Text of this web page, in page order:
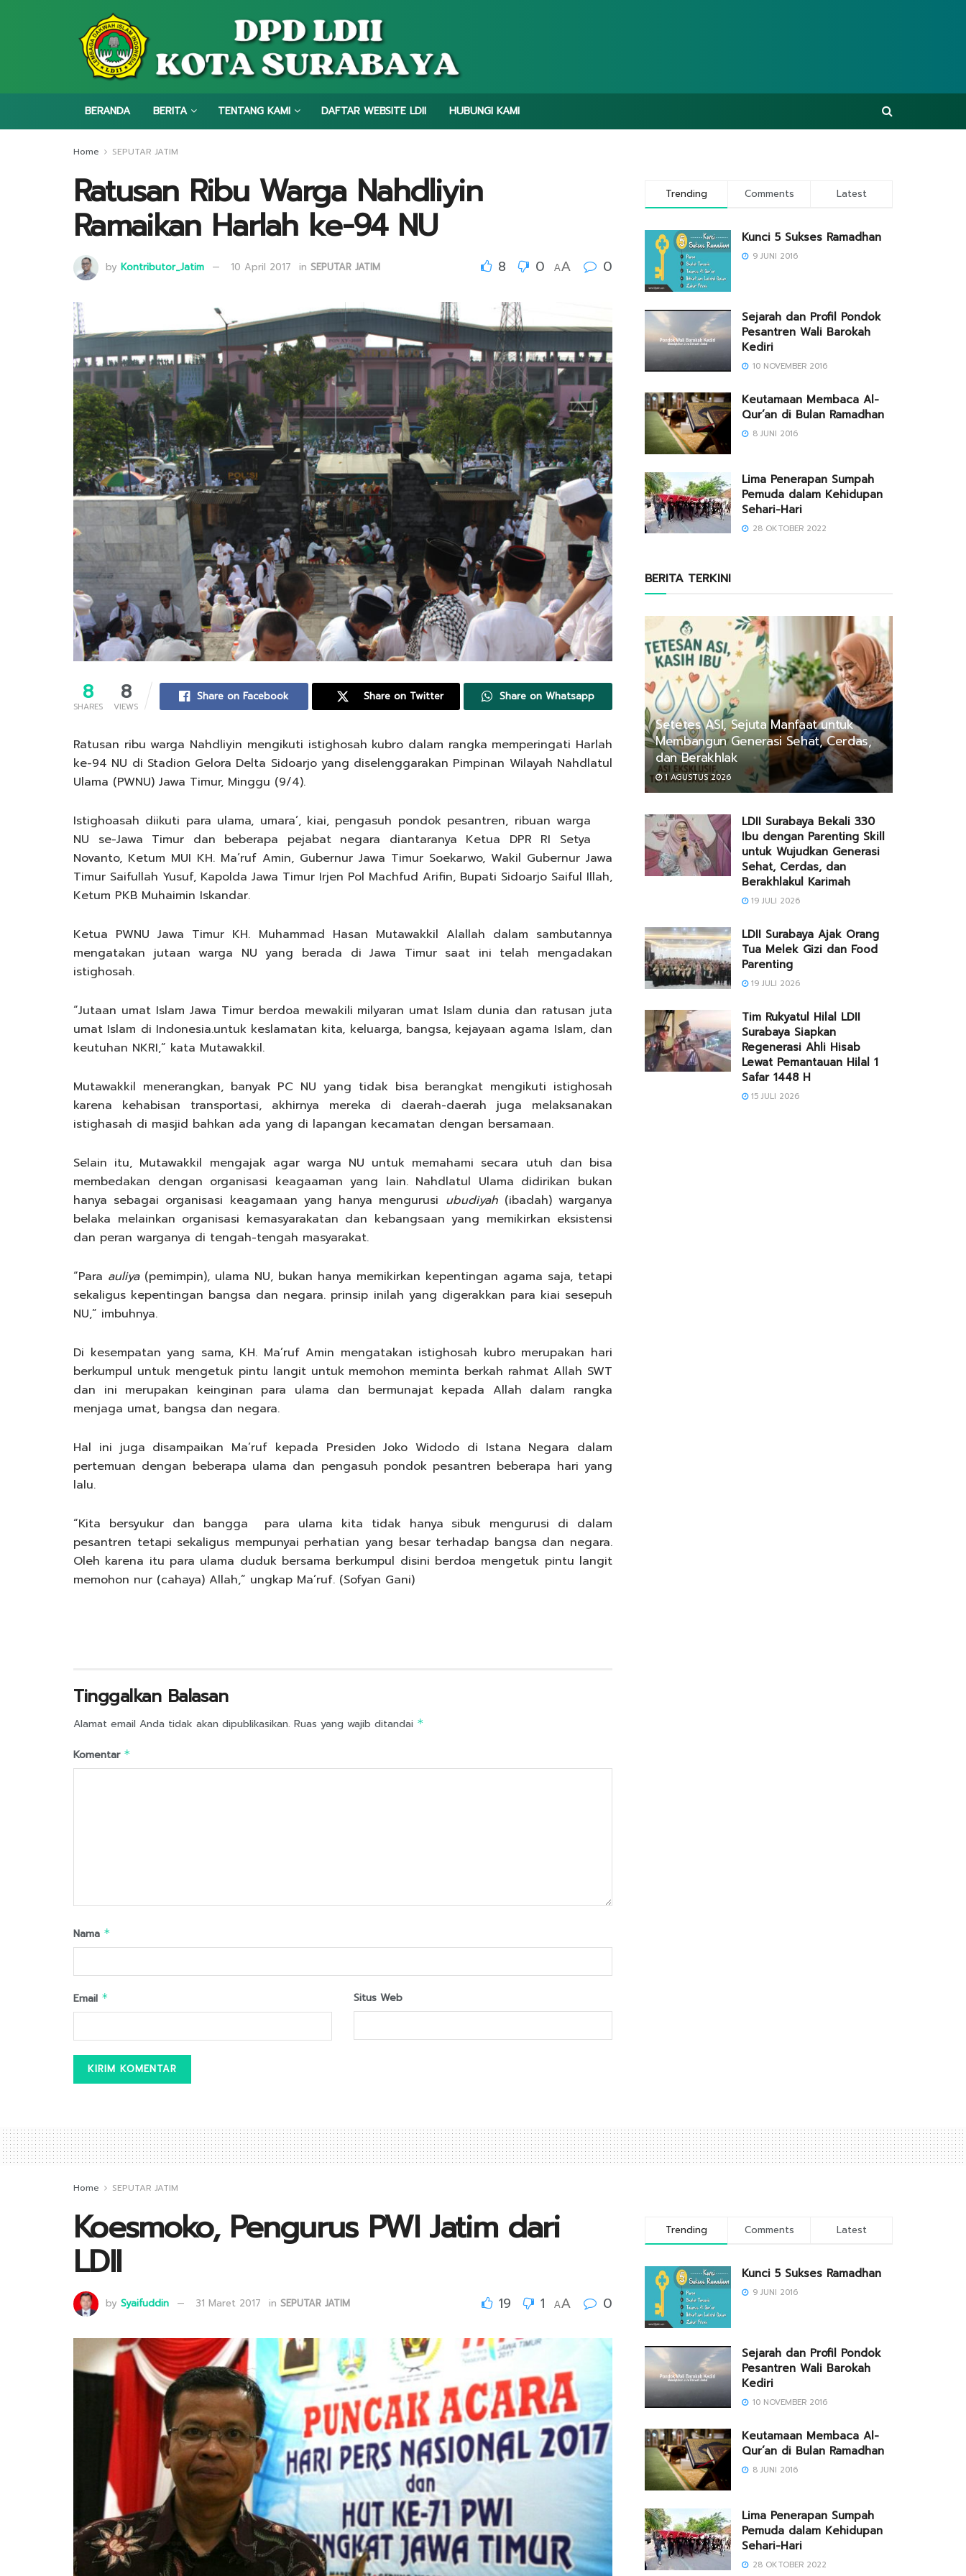
BERANDA BERITA TENTANG KAMI DAFTAR WEBSITE LDII HUBUNGI KAMI
Home SEPUTAR JATIM
Ratusan Ribu Warga Nahdliyin
Ramaikan Harlah ke-94 NU
by Kontributor_Jatim 10 April 2017 in SEPUTAR JATIM 8 0 AA 0
8
SHARES
8
VIEWS
Share on Facebook Share on Twitter Share on Whatsapp
Ratusan ribu warga Nahdliyin mengikuti istighosah kubro dalam rangka memperingati Harlah
ke-94 NU di Stadion Gelora Delta Sidoarjo yang diselenggarakan Pimpinan Wilayah Nahdlatul
Ulama (PWNU) Jawa Timur, Minggu (9/4).
Istighoasah diikuti para ulama, umara’, kiai, pengasuh pondok pesantren, ribuan warga
NU se-Jawa Timur dan beberapa pejabat negara diantaranya Ketua DPR RI Setya
Novanto, Ketum MUI KH. Ma’ruf Amin, Gubernur Jawa Timur Soekarwo, Wakil Gubernur Jawa
Timur Saifullah Yusuf, Kapolda Jawa Timur Irjen Pol Machfud Arifin, Bupati Sidoarjo Saiful Illah,
Ketum PKB Muhaimin Iskandar.
Ketua PWNU Jawa Timur KH. Muhammad Hasan Mutawakkil Alallah dalam sambutannya
mengatakan jutaan warga NU yang berada di Jawa Timur saat ini telah mengadakan
istighosah.
“Jutaan umat Islam Jawa Timur berdoa mewakili milyaran umat Islam dunia dan ratusan juta
umat Islam di Indonesia.untuk keslamatan kita, keluarga, bangsa, kejayaan agama Islam, dan
keutuhan NKRI,” kata Mutawakkil.
Mutawakkil menerangkan, banyak PC NU yang tidak bisa berangkat mengikuti istighosah
karena kehabisan transportasi, akhirnya mereka di daerah-daerah juga melaksanakan
istighasah di masjid bahkan ada yang di lapangan kecamatan dengan bersamaan.
Selain itu, Mutawakkil mengajak agar warga NU untuk memahami secara utuh dan bisa
membedakan dengan organisasi keagaaman yang lain. Nahdlatul Ulama didirikan bukan
hanya sebagai organisasi keagamaan yang hanya mengurusi ubudiyah (ibadah) warganya
belaka melainkan organisasi kemasyarakatan dan kebangsaan yang memikirkan eksistensi
dan peran warganya di tengah-tengah masyarakat.
“Para auliya(pemimpin), ulama NU, bukan hanya memikirkan kepentingan agama saja, tetapi
sekaligus kepentingan bangsa dan negara. prinsip inilah yang digerakkan para kiai sesepuh
NU,” imbuhnya.
Di kesempatan yang sama, KH. Ma’ruf Amin mengatakan istighosah kubro merupakan hari
berkumpul untuk mengetuk pintu langit untuk memohon meminta berkah rahmat Allah SWT
dan ini merupakan keinginan para ulama dan bermunajat kepada Allah dalam rangka
menjaga umat, bangsa dan negara.
Hal ini juga disampaikan Ma’ruf kepada Presiden Joko Widodo di Istana Negara dalam
pertemuan dengan beberapa ulama dan pengasuh pondok pesantren beberapa hari yang
lalu.
“Kita bersyukur dan bangga para ulama kita tidak hanya sibuk mengurusi di dalam
pesantren tetapi sekaligus mempunyai perhatian yang besar terhadap bangsa dan negara.
Oleh karena itu para ulama duduk bersama berkumpul disini berdoa mengetuk pintu langit
memohon nur (cahaya) Allah,” ungkap Ma’ruf. (Sofyan Gani)
Tinggalkan Balasan
Alamat email Anda tidak akan dipublikasikan. Ruas yang wajib ditandai *
Komentar *
Nama *
Email * Situs Web
Trending Comments Latest
Kunci 5 Sukses Ramadhan
9 JUNI 2016
Sejarah dan Profil Pondok
Pesantren Wali Barokah
Kediri
10 NOVEMBER 2016
Keutamaan Membaca Al-
Qur’an di Bulan Ramadhan
8 JUNI 2016
Lima Penerapan Sumpah
Pemuda dalam Kehidupan
Sehari-Hari
28 OKTOBER 2022
BERITA TERKINI
Setetes ASI, Sejuta Manfaat untuk
Membangun Generasi Sehat, Cerdas,
dan Berakhlak
1 AGUSTUS 2026
LDII Surabaya Bekali 330
Ibu dengan Parenting Skill
untuk Wujudkan Generasi
Sehat, Cerdas, dan
Berakhlakul Karimah
19 JULI 2026
LDII Surabaya Ajak Orang
Tua Melek Gizi dan Food
Parenting
19 JULI 2026
Tim Rukyatul Hilal LDII
Surabaya Siapkan
Regenerasi Ahli Hisab
Lewat Pemantauan Hilal 1
Safar 1448 H
15 JULI 2026
Home SEPUTAR JATIM
Koesmoko, Pengurus PWI Jatim dari
LDII
by Syaifuddin 31 Maret 2017 in SEPUTAR JATIM 19 1 AA 0
Trending Comments Latest
Kunci 5 Sukses Ramadhan
9 JUNI 2016
Sejarah dan Profil Pondok
Pesantren Wali Barokah
Kediri
10 NOVEMBER 2016
Keutamaan Membaca Al-
Qur’an di Bulan Ramadhan
8 JUNI 2016
Lima Penerapan Sumpah
Pemuda dalam Kehidupan
Sehari-Hari
28 OKTOBER 2022